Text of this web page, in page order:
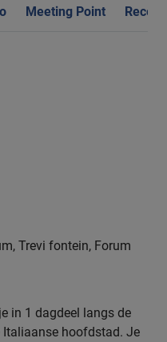
Meeting Point
Trevi fontein, Forum
in 1 dagdeel langs de
hoofdstad. Je